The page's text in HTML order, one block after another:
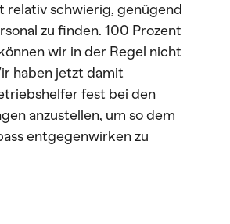
relativ schwierig, genügend
zu finden. 100 Prozent
wir in der Regel nicht
haben jetzt damit
fest bei den
anzustellen, um so dem
entgegenwirken zu